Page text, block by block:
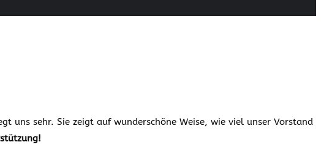
uns sehr. Sie zeigt auf wunderschöne Weise, wie viel unser Vorstand